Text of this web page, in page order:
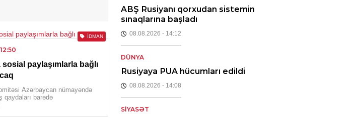
İDMAN
paylaşımlarla bağlı
Azərbaycan nümayəndə
qaydaları barədə
ABŞ Rusiyanı qorxudan sistemin
sınaqlarına başladı
08.08.2026 - 14:12
DÜNYA
Rusiyaya PUA hücumları edildi
08.08.2026 - 14:08
SIYASƏT